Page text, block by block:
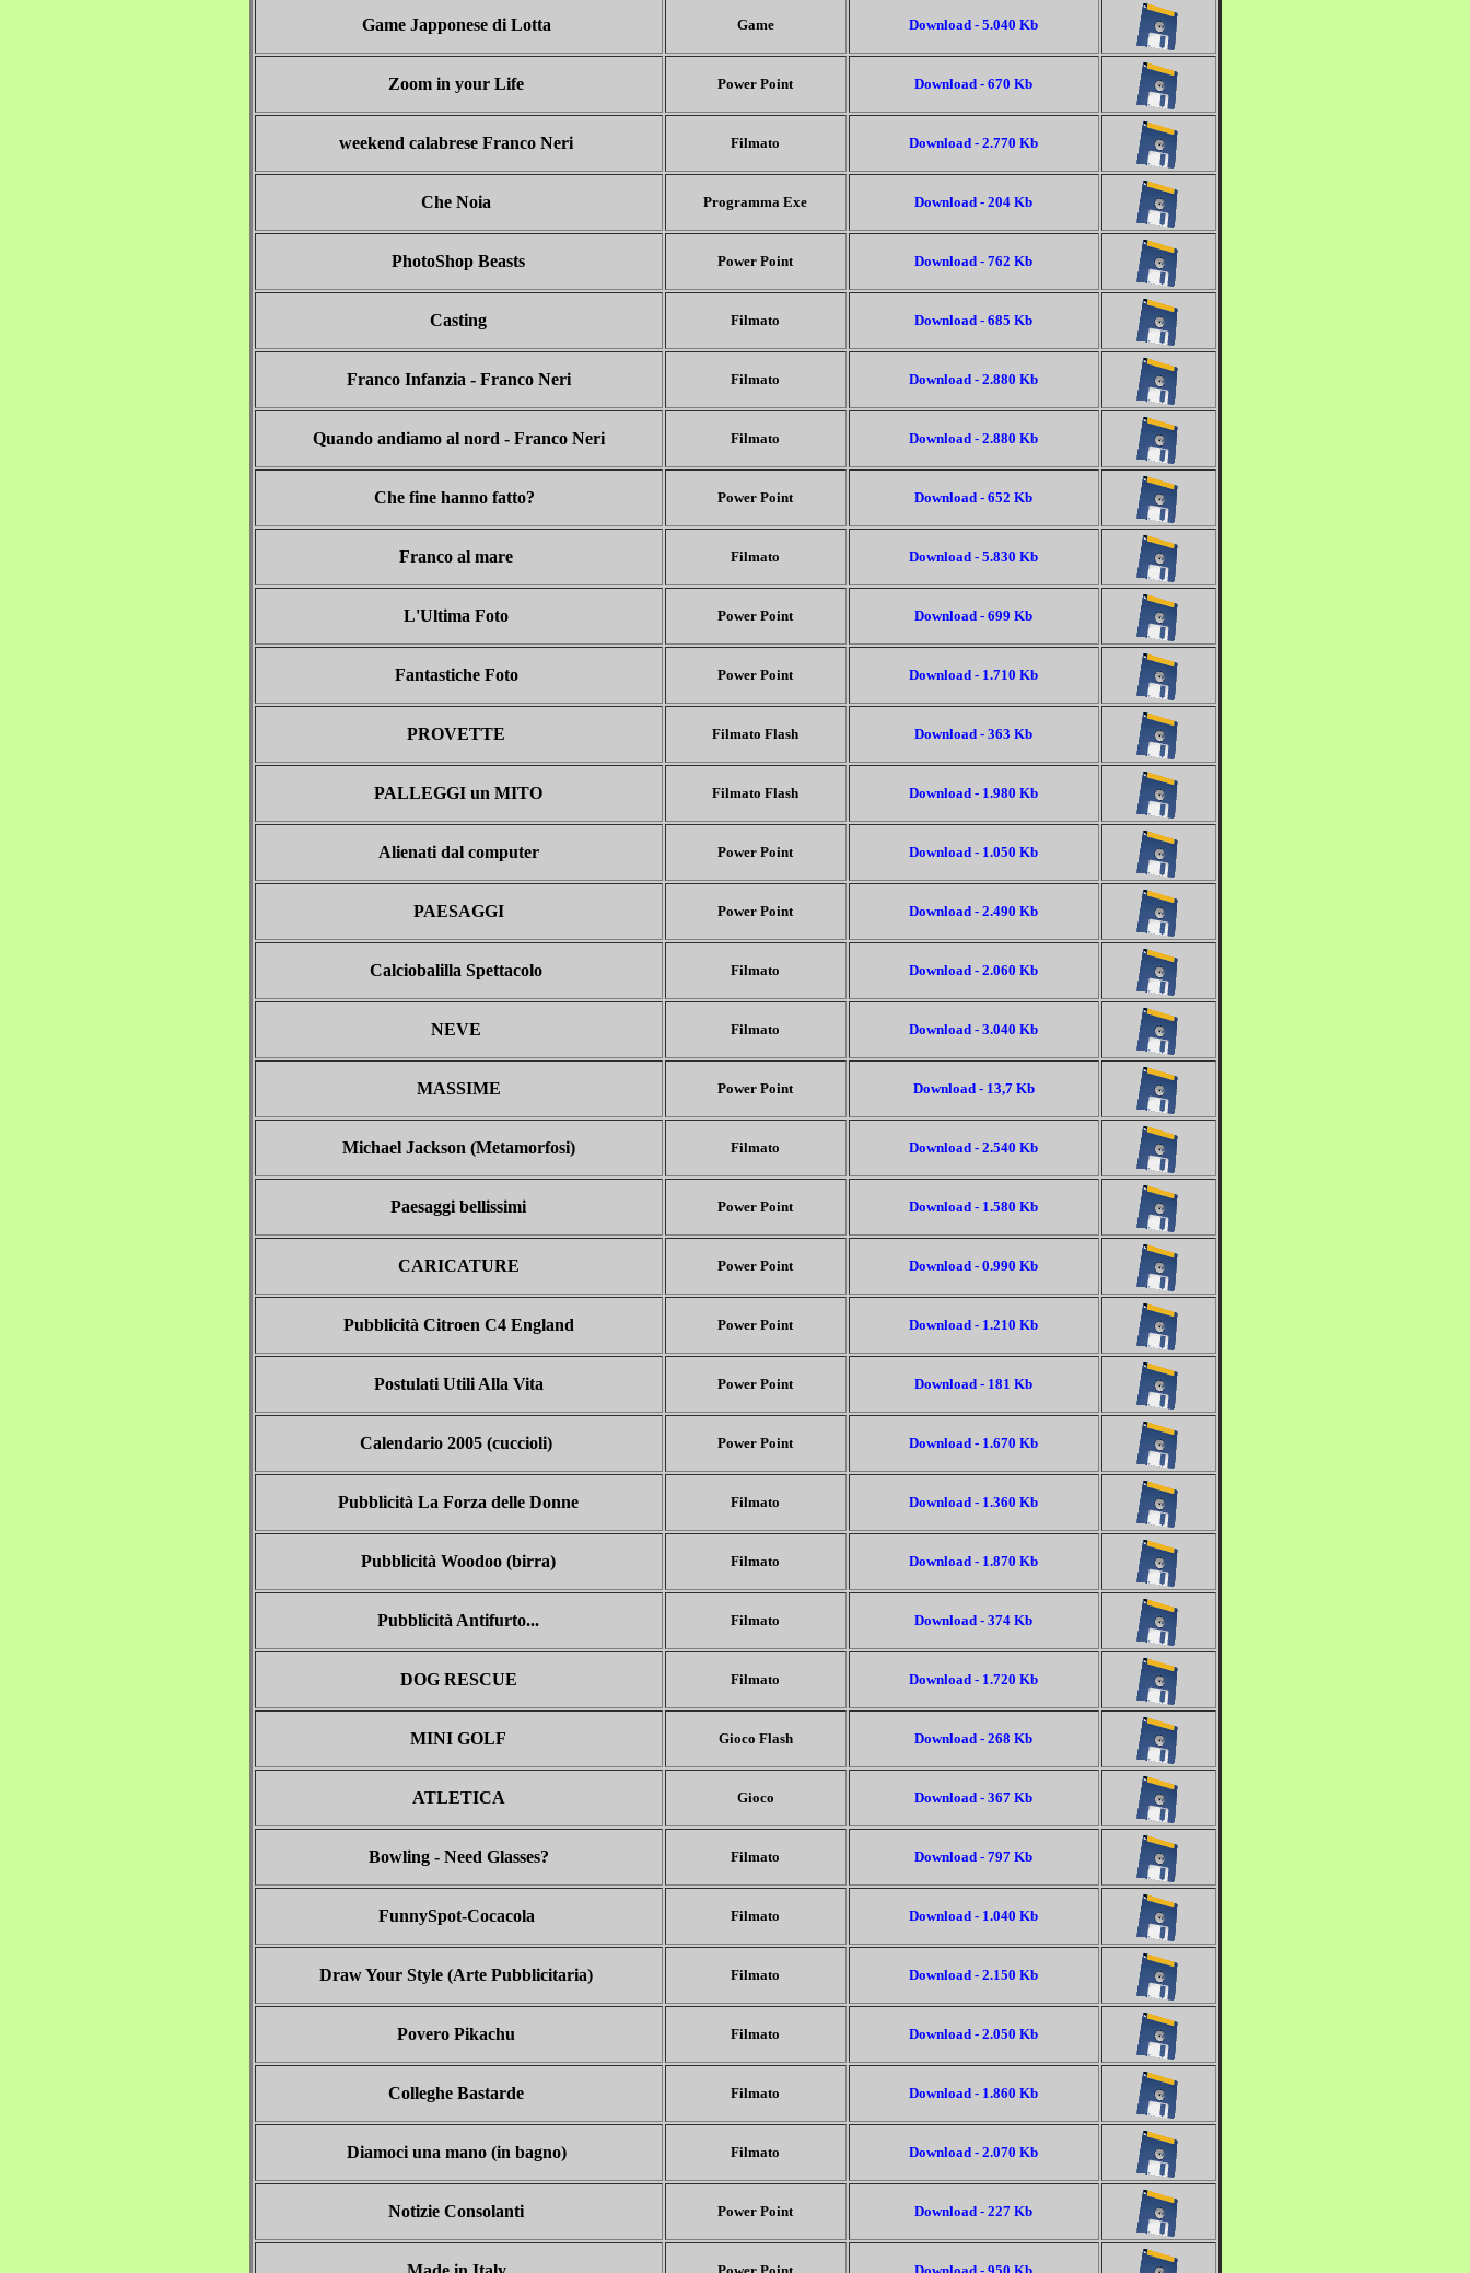
Game Japponese di Lotta Game Download - 5.040 Kb
Zoom in your Life Power Point Download - 670 Kb
weekend calabrese Franco Neri Filmato Download - 2.770 Kb
Che Noia Programma Exe Download - 204 Kb
PhotoShop Beasts Power Point Download - 762 Kb
Casting Filmato Download - 685 Kb
Franco Infanzia - Franco Neri Filmato Download - 2.880 Kb
Quando andiamo al nord - Franco Neri Filmato Download - 2.880 Kb
Che fine hanno fatto? Power Point Download - 652 Kb
Franco al mare Filmato Download - 5.830 Kb
L'Ultima Foto Power Point Download - 699 Kb
Fantastiche Foto Power Point Download - 1.710 Kb
PROVETTE Filmato Flash Download - 363 Kb
PALLEGGI un MITO Filmato Flash Download - 1.980 Kb
Alienati dal computer Power Point Download - 1.050 Kb
PAESAGGI Power Point Download - 2.490 Kb
Calciobalilla Spettacolo Filmato Download - 2.060 Kb
NEVE Filmato Download - 3.040 Kb
MASSIME Power Point Download - 13,7 Kb
Michael Jackson (Metamorfosi) Filmato Download - 2.540 Kb
Paesaggi bellissimi Power Point Download - 1.580 Kb
CARICATURE Power Point Download - 0.990 Kb
Pubblicità Citroen C4 England Power Point Download - 1.210 Kb
Postulati Utili Alla Vita Power Point Download - 181 Kb
Calendario 2005 (cuccioli) Power Point Download - 1.670 Kb
Pubblicità La Forza delle Donne Filmato Download - 1.360 Kb
Pubblicità Woodoo (birra) Filmato Download - 1.870 Kb
Pubblicità Antifurto... Filmato Download - 374 Kb
DOG RESCUE Filmato Download - 1.720 Kb
MINI GOLF Gioco Flash Download - 268 Kb
ATLETICA Gioco Download - 367 Kb
Bowling - Need Glasses? Filmato Download - 797 Kb
FunnySpot-Cocacola Filmato Download - 1.040 Kb
Draw Your Style (Arte Pubblicitaria) Filmato Download - 2.150 Kb
Povero Pikachu Filmato Download - 2.050 Kb
Colleghe Bastarde Filmato Download - 1.860 Kb
Diamoci una mano (in bagno) Filmato Download - 2.070 Kb
Notizie Consolanti Power Point Download - 227 Kb